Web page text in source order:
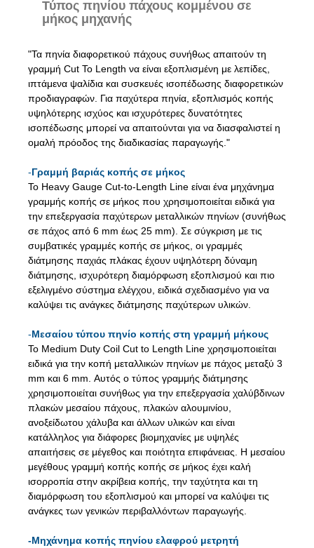
Τύπος πηνίου πάχους κομμένου σε
μήκος μηχανής
"Τα πηνία διαφορετικού πάχους συνήθως απαιτούν τη
γραμμή Cut To Length να είναι εξοπλισμένη με λεπίδες,
ιπτάμενα ψαλίδια και συσκευές ισοπέδωσης διαφορετικών
προδιαγραφών. Για παχύτερα πηνία, εξοπλισμός κοπής
υψηλότερης ισχύος και ισχυρότερες δυνατότητες
ισοπέδωσης μπορεί να απαιτούνται για να διασφαλιστεί η
ομαλή πρόοδος της διαδικασίας παραγωγής."
-Γραμμή βαριάς κοπής σε μήκος
Το Heavy Gauge Cut-to-Length Line είναι ένα μηχάνημα
γραμμής κοπής σε μήκος που χρησιμοποιείται ειδικά για
την επεξεργασία παχύτερων μεταλλικών πηνίων (συνήθως
σε πάχος από 6 mm έως 25 mm). Σε σύγκριση με τις
συμβατικές γραμμές κοπής σε μήκος, οι γραμμές
διάτμησης παχιάς πλάκας έχουν υψηλότερη δύναμη
διάτμησης, ισχυρότερη διαμόρφωση εξοπλισμού και πιο
εξελιγμένο σύστημα ελέγχου, ειδικά σχεδιασμένο για να
καλύψει τις ανάγκες διάτμησης παχύτερων υλικών.
-Μεσαίου τύπου πηνίο κοπής στη γραμμή μήκους
Το Medium Duty Coil Cut to Length Line χρησιμοποιείται
ειδικά για την κοπή μεταλλικών πηνίων με πάχος μεταξύ 3
mm και 6 mm. Αυτός ο τύπος γραμμής διάτμησης
χρησιμοποιείται συνήθως για την επεξεργασία χαλύβδινων
πλακών μεσαίου πάχους, πλακών αλουμινίου,
ανοξείδωτου χάλυβα και άλλων υλικών και είναι
κατάλληλος για διάφορες βιομηχανίες με υψηλές
απαιτήσεις σε μέγεθος και ποιότητα επιφάνειας. Η μεσαίου
μεγέθους γραμμή κοπής κοπής σε μήκος έχει καλή
ισορροπία στην ακρίβεια κοπής, την ταχύτητα και τη
διαμόρφωση του εξοπλισμού και μπορεί να καλύψει τις
ανάγκες των γενικών περιβαλλόντων παραγωγής.
-Μηχάνημα κοπής πηνίου ελαφρού μετρητή